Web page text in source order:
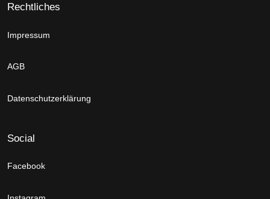
Rechtliches
Impressum
AGB
Datenschutzerklärung
Social
Facebook